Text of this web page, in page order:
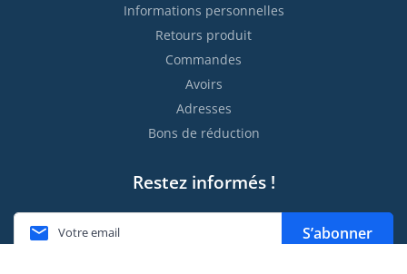
Informations personnelles
Retours produit
Commandes
Avoirs
Adresses
Bons de réduction
Restez informés !
 S’abonner